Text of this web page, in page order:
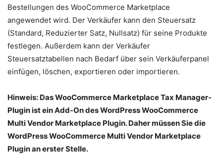
Bestellungen des WooCommerce Marketplace
angewendet wird. Der Verkäufer kann den Steuersatz
(Standard, Reduzierter Satz, Nullsatz) für seine Produkte
festlegen. Außerdem kann der Verkäufer
Steuersatztabellen nach Bedarf über sein Verkäuferpanel
einfügen, löschen, exportieren oder importieren.
Hinweis: Das WooCommerce Marketplace Tax Manager-
Plugin ist ein Add-On des WordPress WooCommerce
Multi Vendor Marketplace Plugin. Daher müssen Sie die
WordPress WooCommerce Multi Vendor Marketplace
Pluginan erster Stelle.